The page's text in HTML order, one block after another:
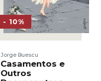
- 10%
Jorge Buescu
Casamentos e
Outros